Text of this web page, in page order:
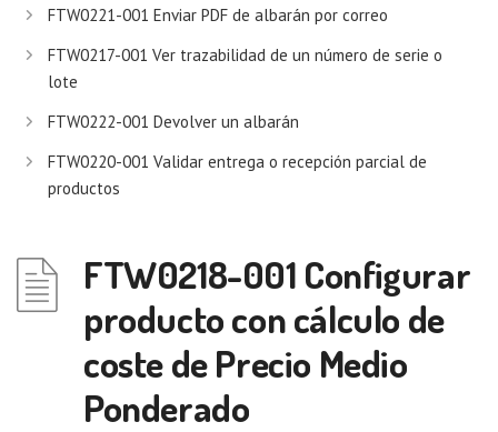
FTW0221-001 Enviar PDF de albarán por correo
FTW0217-001 Ver trazabilidad de un número de serie o
lote
FTW0222-001 Devolver un albarán
FTW0220-001 Validar entrega o recepción parcial de
productos
FTW0218-001 Configurar
producto con cálculo de
coste de Precio Medio
Ponderado